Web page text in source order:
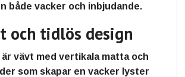
både vacker och inbjudande.
och tidlös design
vävt med vertikala matta och
som skapar en vacker lyster